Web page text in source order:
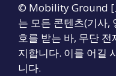
© Mobility Ground [
는 모든 콘텐츠(기사,
호를 받는 바, 무단
지합니다. 이를 어길
니다.